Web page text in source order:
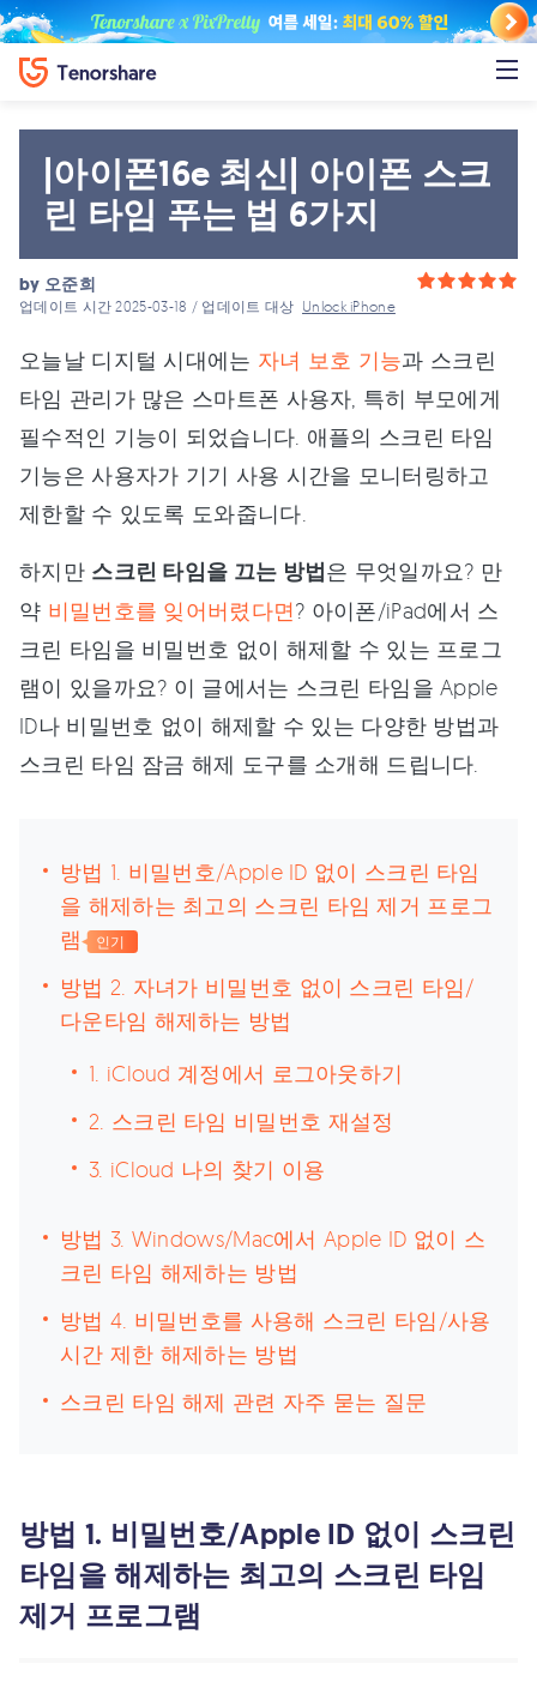
|아이폰16e 최신| 아이폰 스크
린 타임 푸는 법 6가지
by 오준희
업데이트 시간 2025-03-18 / 업데이트 대상 Unlock iPhone
오늘날 디지털 시대에는 자녀 보호 기능과 스크린
타임 관리가 많은 스마트폰 사용자, 특히 부모에게
필수적인 기능이 되었습니다. 애플의 스크린 타임
기능은 사용자가 기기 사용 시간을 모니터링하고
제한할 수 있도록 도와줍니다.
하지만 스크린 타임을 끄는 방법은 무엇일까요? 만
약 비밀번호를 잊어버렸다면? 아이폰/iPad에서 스
크린 타임을 비밀번호 없이 해제할 수 있는 프로그
램이 있을까요? 이 글에서는 스크린 타임을 Apple
ID나 비밀번호 없이 해제할 수 있는 다양한 방법과
스크린 타임 잠금 해제 도구를 소개해 드립니다.
방법 1. 비밀번호/Apple ID 없이 스크린 타임
을 해제하는 최고의 스크린 타임 제거 프로그
램
인기
방법 2. 자녀가 비밀번호 없이 스크린 타임/
다운타임 해제하는 방법
1. iCloud 계정에서 로그아웃하기
2. 스크린 타임 비밀번호 재설정
3. iCloud 나의 찾기 이용
방법 3. Windows/Mac에서 Apple ID 없이 스
크린 타임 해제하는 방법
방법 4. 비밀번호를 사용해 스크린 타임/사용
시간 제한 해제하는 방법
스크린 타임 해제 관련 자주 묻는 질문
방법 1. 비밀번호/Apple ID 없이 스크린
타임을 해제하는 최고의 스크린 타임
제거 프로그램